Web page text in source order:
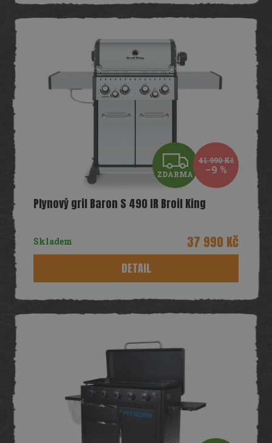
Z
D
A
R
M
A
ZDARMA
41 990 Kč
–9 %
Plynový gril Baron S 490 IR Broil King
Skladem 37 990 Kč
DETAIL